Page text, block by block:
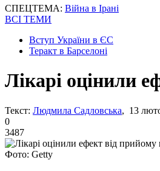
СПЕЦТЕМА: Війна в Ірані
ВСІ ТЕМИ
Вступ України в ЄС
Теракт в Барселоні
Лікарі оцінили
Текст: Людмила Садловська, 13
0
3487
Фото: Getty